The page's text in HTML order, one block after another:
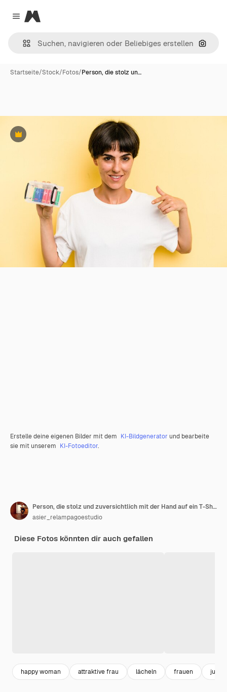
Close menu
Magnific
Nach
Startseite/Stock/Fotos/Person, die stolz un…
Premium
Erstelle deine eigenen Bilder mit dem KI-Bildgenerator und bearbeite
sie mit unserem KI-Fotoeditor.
Person, die stolz und zuversichtlich mit der Hand auf ein T-Shirt-Copy-Raum zeigt
asier_relampagoestudio
Diese Fotos könnten dir auch gefallen
happy woman attraktive frau lächeln frauen jung